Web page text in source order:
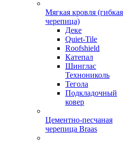
Мягкая кровля (гибкая
черепица)
Деке
Quiet-Tile
Roofshield
Катепал
Шинглас
Технониколь
Тегола
Подкладочный
ковер
Цементно-песчаная
черепица Braas